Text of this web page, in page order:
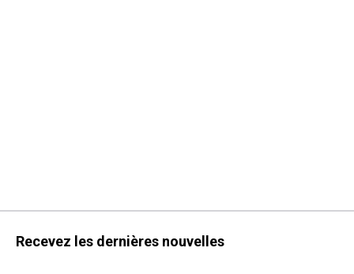
Recevez les dernières nouvelles